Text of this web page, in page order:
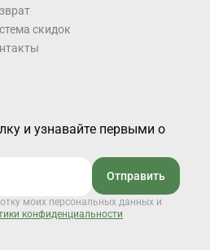
скидок
и узнавайте первыми о
Отправить
моих персональных данных и
конфиденциальности